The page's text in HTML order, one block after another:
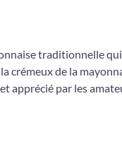
traditionnelle
crémeux de la
apprécié par les